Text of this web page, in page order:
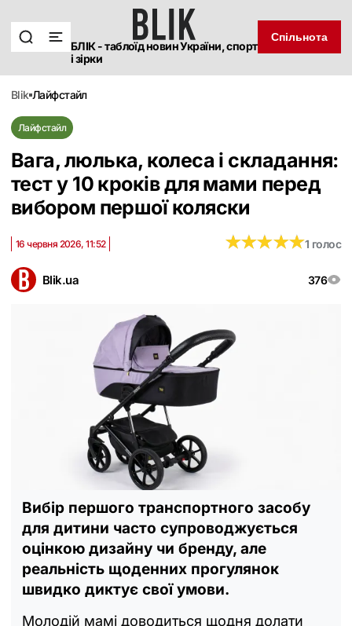
БЛІК - таблоїд новин України, спорт
і зірки
Спільнота
blik лайфстайл
Лайфстайл
Вага, люлька, колеса і складання:
тест у 10 кроків для мами перед
вибором першої коляски
Blik.ua 376
16 червня 2026, 11:52 ★★★★★
★★★★★1 голос
Вибір першого транспортного засобу
для дитини часто супроводжується
оцінкою дизайну чи бренду, але
реальність щоденних прогулянок
швидко диктує свої умови.
Молодій мамі доводиться щодня долати